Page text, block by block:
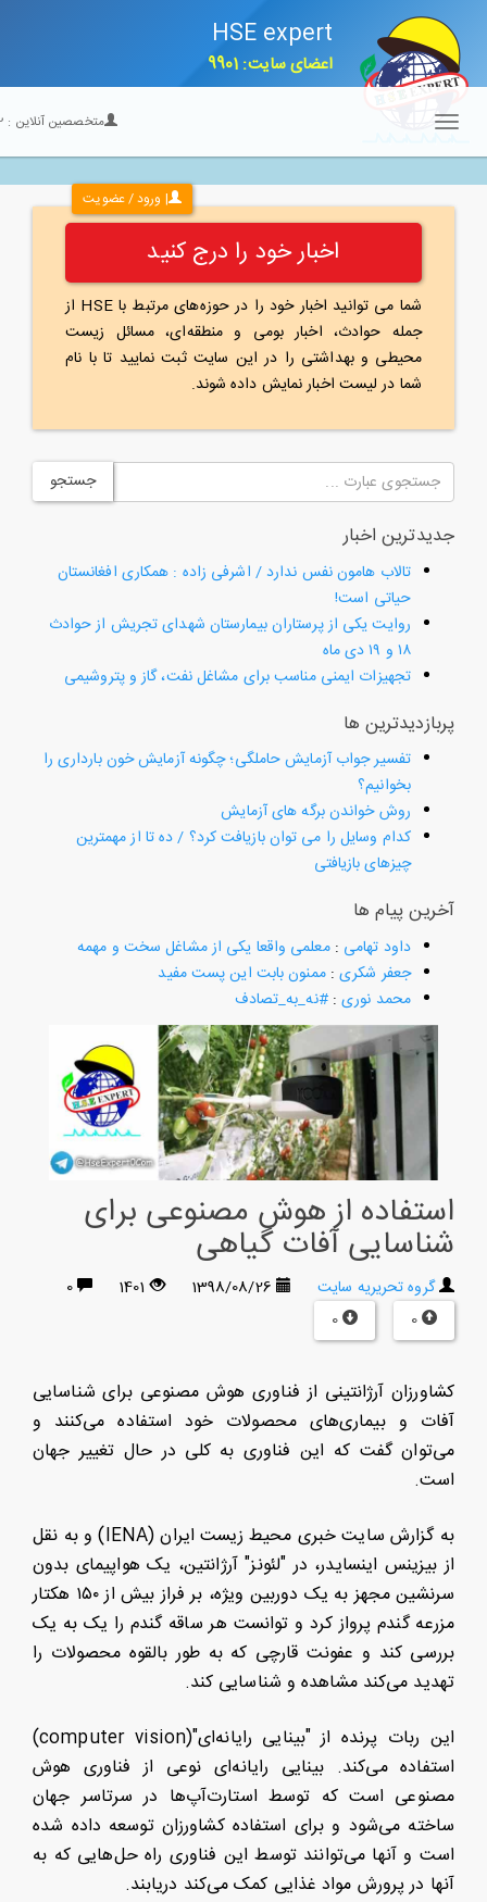
HSE expert
اعضای سایت: 9901
| ورود / عضویت
متخصصین آنلاین :22
Toggle
navigation
اخبار خود را درج کنید
شما می توانید اخبار خود را در حوزه‌های مرتبط با HSE از
جمله حوادث، اخبار بومی و منطقه‌ای، مسائل زیست
محیطی و بهداشتی را در این سایت ثبت نمایید تا با نام
شما در لیست اخبار نمایش داده شوند.
جستجو
جدیدترین اخبار
تالاب هامون نفس ندارد / اشرفی زاده : همکاری افغانستان
حیاتی است!
روایت یکی از پرستاران بیمارستان شهدای تجریش از حوادث
تجهیزات ایمنی مناسب برای مشاغل نفت، گاز و پتروشیمی
پربازدیدترین ها
تفسیر جواب آزمایش حاملگی؛ چگونه آزمایش خون بارداری را
بخوانیم؟
روش خواندن برگه های آزمایش
کدام وسایل را می توان بازیافت کرد؟ / ده تا از مهمترین
چیزهای بازیافتی
آخرین پیام ها
داود تهامی:معلمی واقعا یکی از مشاغل سخت و مهمه
جعفر شکری:ممنون بابت این پست مفید
محمد نوری:#نه_به_تصادف
استفاده از هوش مصنوعی برای
شناسایی آفات گیاهی
گروه تحریریه سایت 1398/08/26
1401
0
0
0
کشاورزان آرژانتینی از فناوری هوش مصنوعی برای شناسایی
آفات و بیماری‌های محصولات خود استفاده می‌کنند و
می‌توان گفت که این فناوری به کلی در حال تغییر جهان
است.
به گزارش سایت خبری محیط زیست ایران (IENA) و به نقل
از بیزینس اینسایدر، در "لئونز" آرژانتین، یک هواپیمای بدون
سرنشین مجهز به یک دوربین ویژه، بر فراز بیش از ۱۵۰ هکتار
مزرعه گندم پرواز کرد و توانست هر ساقه گندم را یک به یک
بررسی کند و عفونت قارچی که به طور بالقوه محصولات را
تهدید می‌کند مشاهده و شناسایی کند.
این ربات پرنده از "بینایی رایانه‌ای"(computer vision)
استفاده می‌کند. بینایی رایانه‌ای نوعی از فناوری هوش
مصنوعی است که توسط استارت‌آپ‌ها در سرتاسر جهان
ساخته می‌شود و برای استفاده کشاورزان توسعه داده شده
است و آنها می‌توانند توسط این فناوری راه حل‌هایی که به
آنها در پرورش مواد غذایی کمک می‌کند دریابند.